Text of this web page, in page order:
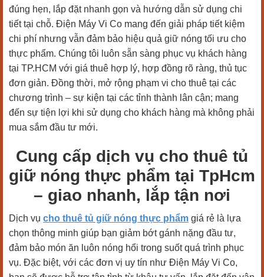
đúng hẹn, lắp đặt nhanh gọn và hướng dẫn sử dụng chi
tiết tại chỗ. Điện Máy Vi Co mang đến giải pháp tiết kiệm
chi phí nhưng vẫn đảm bảo hiệu quả giữ nóng tối ưu cho
thực phẩm. Chúng tôi luôn sẵn sàng phục vụ khách hàng
tại TP.HCM với giá thuê hợp lý, hợp đồng rõ ràng, thủ tục
đơn giản. Đồng thời, mở rộng phạm vi cho thuê tại các
chương trình – sự kiện tại các tỉnh thành lân cận; mang
đến sự tiện lợi khi sử dụng cho khách hàng mà không phải
mua sắm đầu tư mới.
Cung cấp dịch vụ cho thuê tủ
giữ nóng thực phẩm tại TpHcm
– giao nhanh, lắp tận nơi
Dịch vụ cho thuê tủ giữ nóng thực phẩm giá rẻ là lựa
chọn thông minh giúp bạn giảm bớt gánh nặng đầu tư,
đảm bảo món ăn luôn nóng hổi trong suốt quá trình phục
vụ. Đặc biệt, với các đơn vị uy tín như Điện Máy Vi Co,